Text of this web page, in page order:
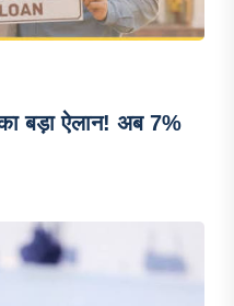
बड़ा ऐलान! अब 7%